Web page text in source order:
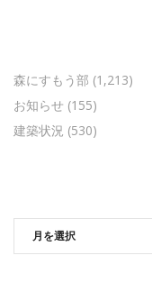
森にすもう部 (1,213)
お知らせ (155)
建築状況 (530)